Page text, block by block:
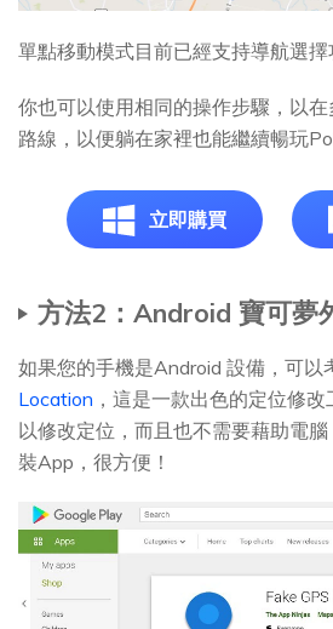
單點移動模式目前已經支持導航選擇
你也可以使用相同的操作步驟，以
路線，以便躺在家裡也能繼續暢玩
立即購買
方法2：Android 寶可夢
如果您的手機是Android 設備，可以
Location ，這是一款出色的定位修
以修改定位，而且也不需要藉助電
裝App，很方便！